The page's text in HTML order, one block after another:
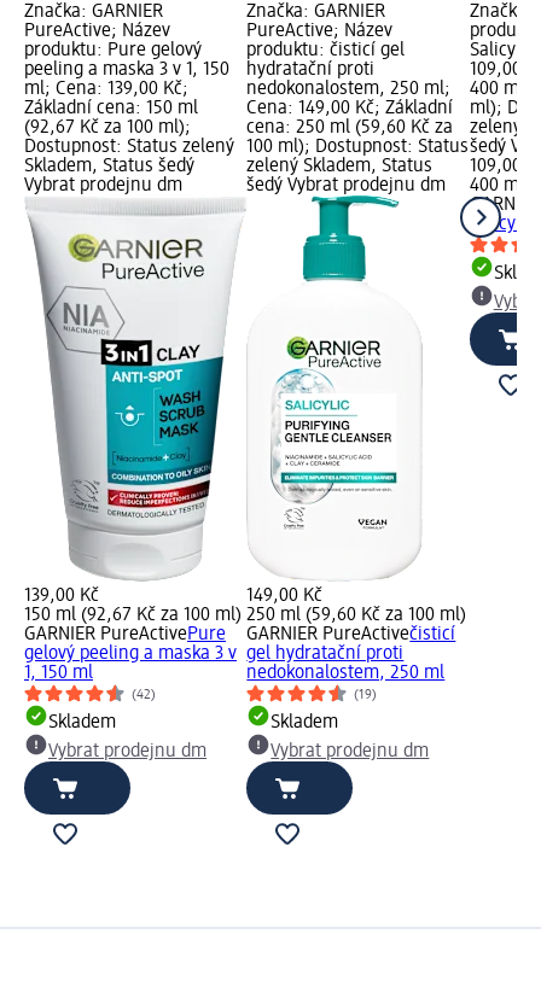
Značka: GARNIER
PureActive; Název
produktu: Pure gelový
peeling a maska 3 v 1, 150
ml; Cena: 139,00 Kč;
Základní cena: 150 ml
(92,67 Kč za 100 ml);
Dostupnost: Status zelený
Skladem, Status šedý
Vybrat prodejnu dm
139,00 Kč
150 ml (92,67 Kč za 100 ml)
GARNIER PureActivePure
gelový peeling a maska 3 v
1, 150 ml
(42)
Skladem
Vybrat prodejnu dm
Značka: GARNIER
PureActive; Název
produktu: čisticí gel
hydratační proti
nedokonalostem, 250 ml;
Cena: 149,00 Kč; Základní
cena: 250 ml (59,60 Kč za
100 ml); Dostupnost: Status
zelený Skladem, Status
šedý Vybrat prodejnu dm
149,00 Kč
250 ml (59,60 Kč za 100 ml)
GARNIER PureActivečisticí
gel hydratační proti
nedokonalostem, 250 ml
(19)
Skladem
Vybrat prodejnu dm
Značka:
109,00
400 ml
ml);
zelený
šedý
109,00
400 ml
GARNIER